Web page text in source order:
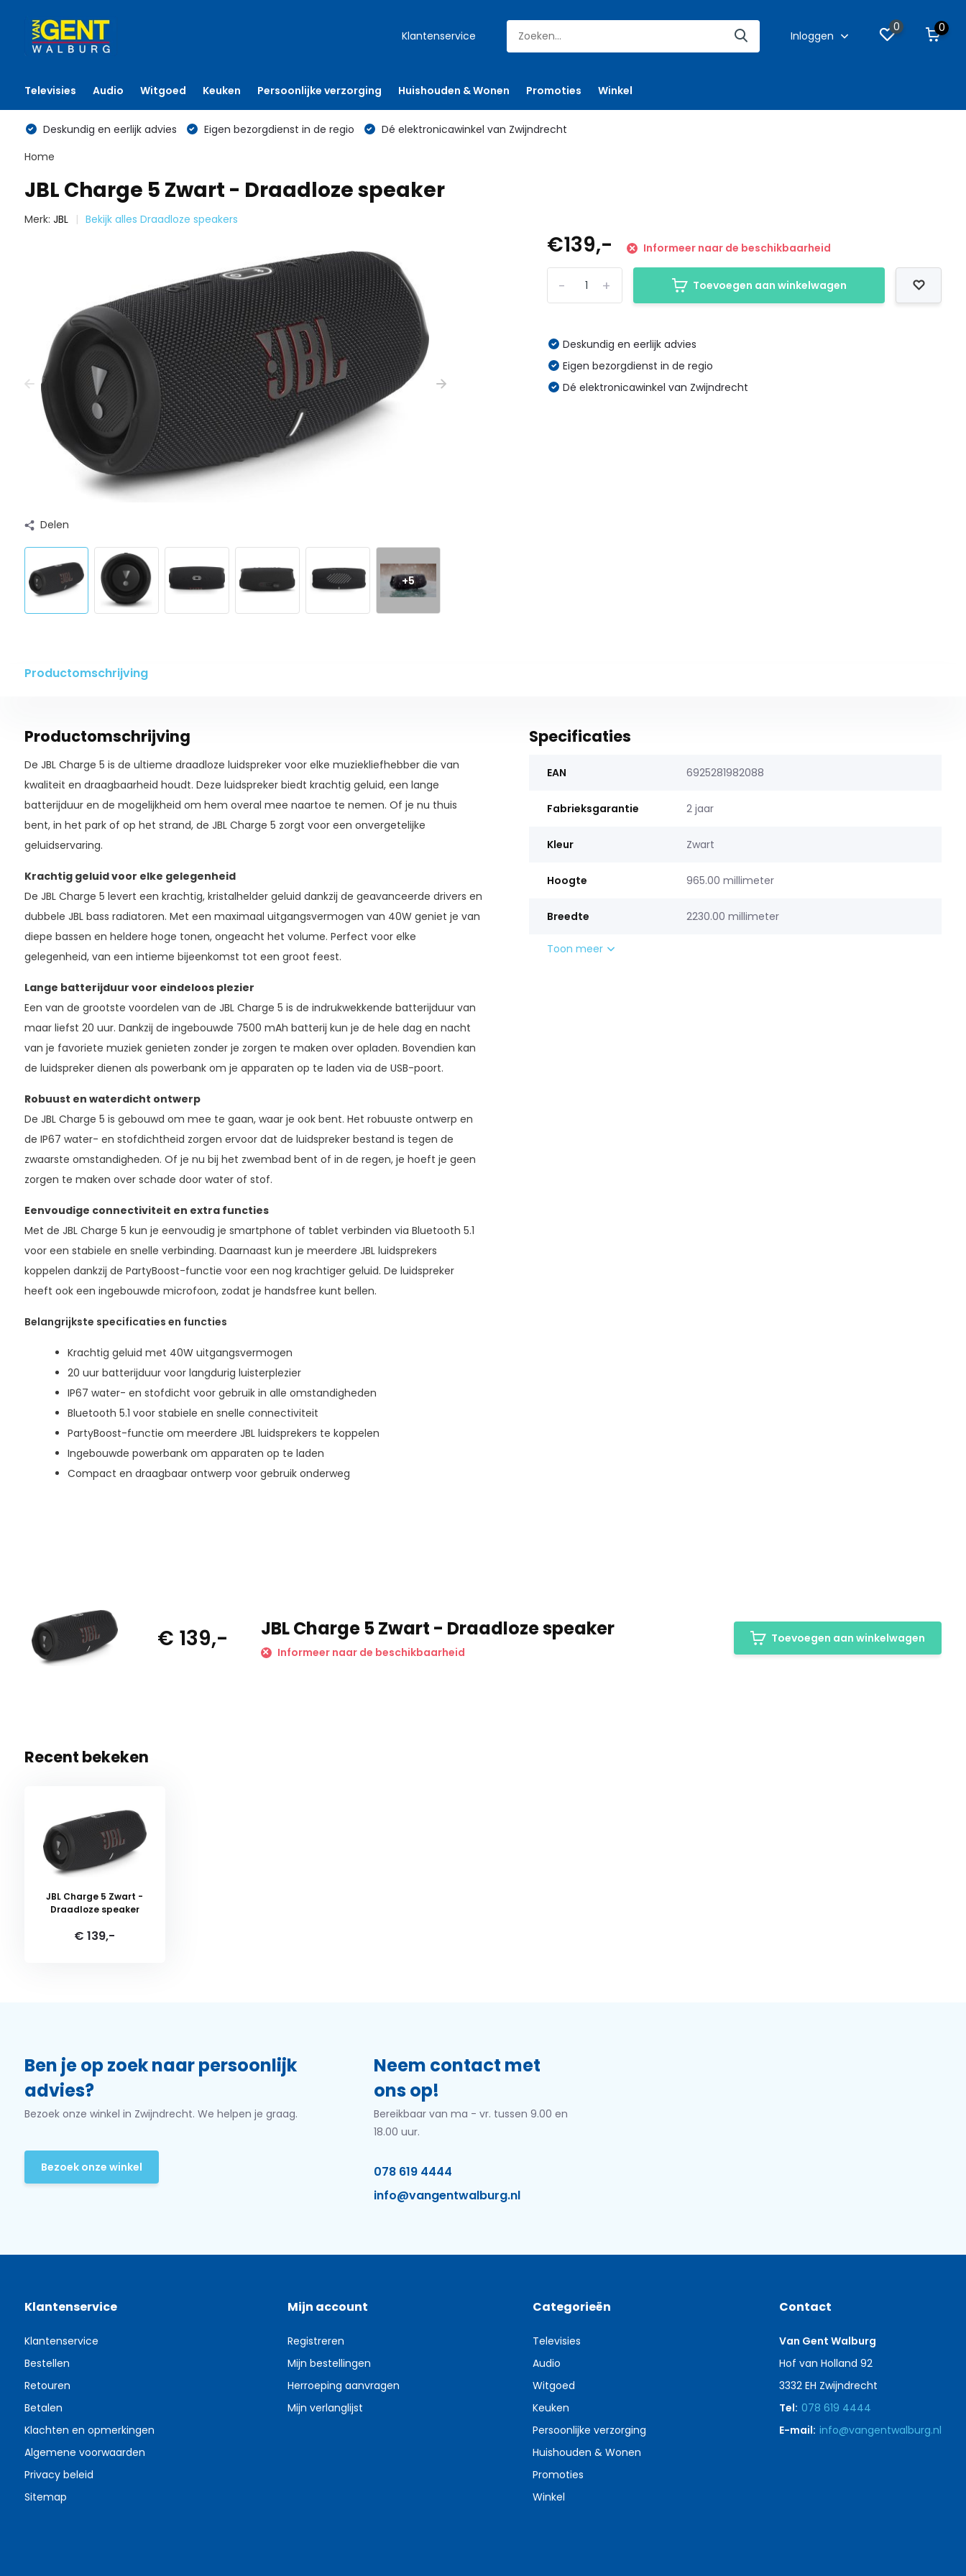
Klantenservice Inloggen
0 0
Televisies Audio Witgoed Keuken Persoonlijke verzorging Huishouden & Wonen Promoties Winkel
Deskundig en eerlijk advies Eigen bezorgdienst in de regio
Dé elektronicawinkel van Zwijndrecht
Home
JBL Charge 5 Zwart - Draadloze speaker
Merk: JBL Bekijk alles Draadloze speakers
Delen
+5
€139,- Informeer naar de beschikbaarheid
+
- Toevoegen aan winkelwagen
Deskundig en eerlijk advies
Eigen bezorgdienst in de regio
Dé elektronicawinkel van Zwijndrecht
Productomschrijving
Productomschrijving
De JBL Charge 5 is de ultieme draadloze luidspreker voor elke muziekliefhebber die van
kwaliteit en draagbaarheid houdt. Deze luidspreker biedt krachtig geluid, een lange
batterijduur en de mogelijkheid om hem overal mee naartoe te nemen. Of je nu thuis
bent, in het park of op het strand, de JBL Charge 5 zorgt voor een onvergetelijke
geluidservaring.
Krachtig geluid voor elke gelegenheid
De JBL Charge 5 levert een krachtig, kristalhelder geluid dankzij de geavanceerde drivers en
dubbele JBL bass radiatoren. Met een maximaal uitgangsvermogen van 40W geniet je van
diepe bassen en heldere hoge tonen, ongeacht het volume. Perfect voor elke
gelegenheid, van een intieme bijeenkomst tot een groot feest.
Lange batterijduur voor eindeloos plezier
Een van de grootste voordelen van de JBL Charge 5 is de indrukwekkende batterijduur van
maar liefst 20 uur. Dankzij de ingebouwde 7500 mAh batterij kun je de hele dag en nacht
van je favoriete muziek genieten zonder je zorgen te maken over opladen. Bovendien kan
de luidspreker dienen als powerbank om je apparaten op te laden via de USB-poort.
Robuust en waterdicht ontwerp
De JBL Charge 5 is gebouwd om mee te gaan, waar je ook bent. Het robuuste ontwerp en
de IP67 water- en stofdichtheid zorgen ervoor dat de luidspreker bestand is tegen de
zwaarste omstandigheden. Of je nu bij het zwembad bent of in de regen, je hoeft je geen
zorgen te maken over schade door water of stof.
Eenvoudige connectiviteit en extra functies
Met de JBL Charge 5 kun je eenvoudig je smartphone of tablet verbinden via Bluetooth 5.1
voor een stabiele en snelle verbinding. Daarnaast kun je meerdere JBL luidsprekers
koppelen dankzij de PartyBoost-functie voor een nog krachtiger geluid. De luidspreker
heeft ook een ingebouwde microfoon, zodat je handsfree kunt bellen.
Belangrijkste specificaties en functies
Krachtig geluid met 40W uitgangsvermogen
20 uur batterijduur voor langdurig luisterplezier
IP67 water- en stofdicht voor gebruik in alle omstandigheden
Bluetooth 5.1 voor stabiele en snelle connectiviteit
PartyBoost-functie om meerdere JBL luidsprekers te koppelen
Ingebouwde powerbank om apparaten op te laden
Compact en draagbaar ontwerp voor gebruik onderweg
Specificaties
EAN 6925281982088
Fabrieksgarantie 2 jaar
Kleur Zwart
Hoogte 965.00 millimeter
Breedte 2230.00 millimeter
Toon meer
€ 139,- JBL Charge 5 Zwart - Draadloze speaker
Informeer naar de beschikbaarheid
Toevoegen aan winkelwagen
Recent bekeken
JBL Charge 5 Zwart -
Draadloze speaker
€ 139,-
Ben je op zoek naar persoonlijk
advies?
Bezoek onze winkel in Zwijndrecht. We helpen je graag.
Bezoek onze winkel
Neem contact met
ons op!
Bereikbaar van ma - vr. tussen 9.00 en
18.00 uur.
078 619 4444
info@vangentwalburg.nl
Klantenservice
Klantenservice
Bestellen
Retouren
Betalen
Klachten en opmerkingen
Algemene voorwaarden
Privacy beleid
Sitemap
Mijn account
Registreren
Mijn bestellingen
Herroeping aanvragen
Mijn verlanglijst
Categorieën
Televisies
Audio
Witgoed
Keuken
Persoonlijke verzorging
Huishouden & Wonen
Promoties
Winkel
Contact
Van Gent Walburg
Hof van Holland 92
3332 EH Zwijndrecht
Tel: 078 619 4444
E-mail: info@vangentwalburg.nl